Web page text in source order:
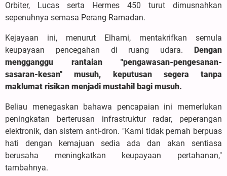
Orbiter, Lucas serta Hermes 450 turut dimusnahkan
sepenuhnya semasa Perang Ramadan.
Kejayaan ini, menurut Elhami, mentakrifkan semula
keupayaan pencegahan di ruang udara.
Dengan
mengganggu rantaian "pengawasan-pengesanan-
sasaran-kesan" musuh, keputusan segera tanpa
maklumat risikan menjadi mustahil bagi musuh.
Beliau menegaskan bahawa pencapaian ini memerlukan
peningkatan berterusan infrastruktur radar, peperangan
elektronik, dan sistem anti-dron. "Kami tidak pernah berpuas
hati dengan kemajuan sedia ada dan akan sentiasa
berusaha meningkatkan keupayaan pertahanan,"
tambahnya.